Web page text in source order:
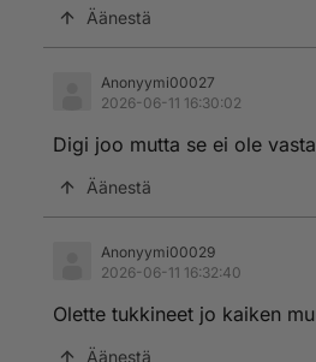
Äänestä
Anonyymi00027
2026-06-11 16:30:02
Digi joo mutta se ei ole
Äänestä
Anonyymi00029
2026-06-11 16:32:40
Olette tukkineet jo kaiken
Äänestä